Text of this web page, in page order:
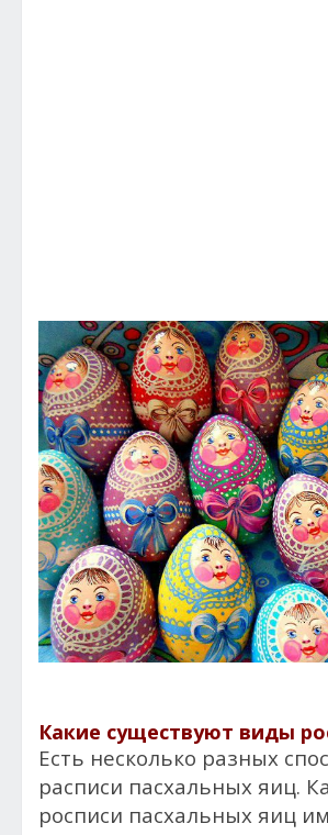
Какие существуют виды
Есть несколько разных
расписи пасхальных яиц.
росписи пасхальных яиц